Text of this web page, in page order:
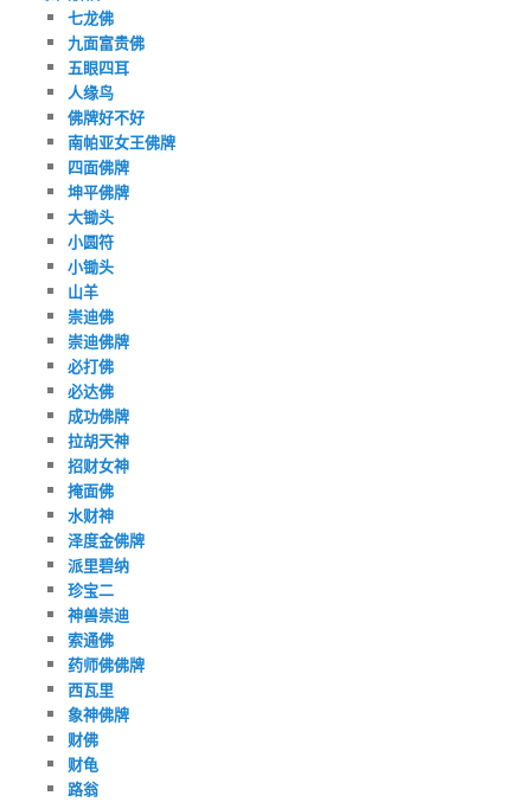
七龙佛
九面富贵佛
五眼四耳
人缘鸟
佛牌好不好
南帕亚女王佛牌
四面佛牌
坤平佛牌
大锄头
小圆符
小锄头
山羊
崇迪佛
崇迪佛牌
必打佛
必达佛
成功佛牌
拉胡天神
招财女神
掩面佛
水财神
泽度金佛牌
派里碧纳
珍宝二
神兽崇迪
索通佛
药师佛佛牌
西瓦里
象神佛牌
财佛
财龟
路翁